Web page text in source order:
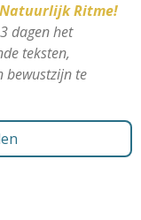
Ritme!
dagen het
teksten,
bewustzijn te